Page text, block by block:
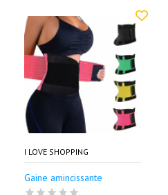
I LOVE SHOPPING
Gaine amincissante